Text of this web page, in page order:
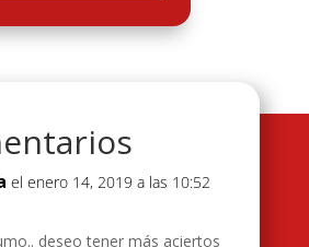
el enero 14, 2019 a las 10:52
deseo tener más aciertos